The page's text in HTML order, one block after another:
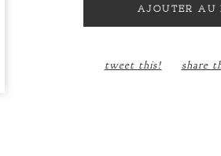
AJOUTER AU
tweet this! share